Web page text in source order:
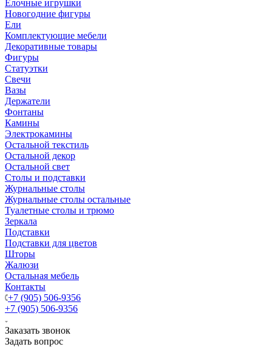
Елочные игрушки
Новогодние фигуры
Ели
Комплектующие мебели
Декоративные товары
Фигуры
Статуэтки
Свечи
Вазы
Держатели
Фонтаны
Камины
Электрокамины
Остальной текстиль
Остальной декор
Остальной свет
Столы и подставки
Журнальные столы
Журнальные столы остальные
Туалетные столы и трюмо
Зеркала
Подставки
Подставки для цветов
Шторы
Жалюзи
Остальная мебель
Контакты
+7 (905) 506-9356
+7 (905) 506-9356
Заказать звонок
Задать вопрос